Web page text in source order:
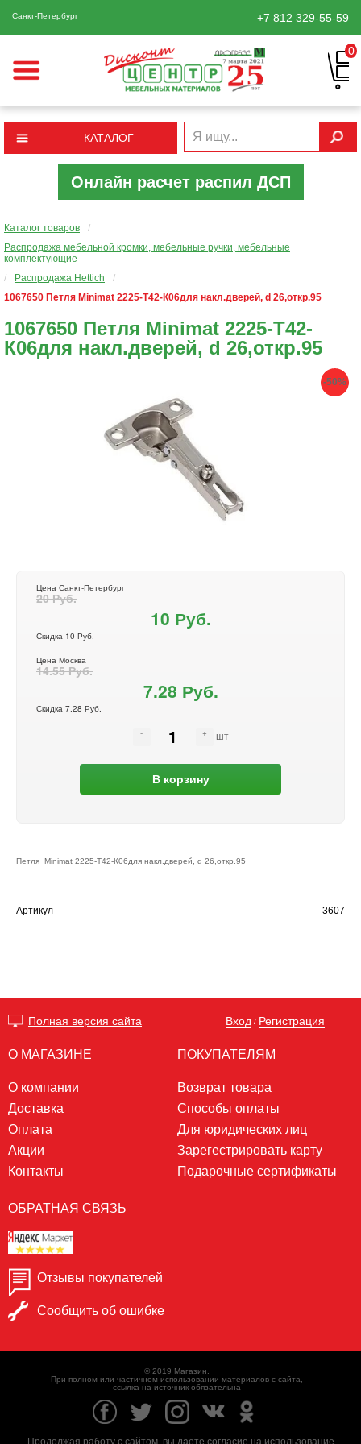
Санкт-Петербург +7 812 329-55-59
0
КАТАЛОГ
Онлайн расчет распил ДСП
Каталог товаров
/
Распродажа мебельной кромки, мебельные ручки, мебельные
комплектующие
/
Распродажа Hettich
/
1067650 Петля Minimat 2225-Т42-К06для накл.дверей, d 26,откр.95
1067650 Петля Minimat 2225-Т42-
К06для накл.дверей, d 26,откр.95
-50%
Цена Санкт-Петербург
20 Руб.
10 Руб.
Скидка 10 Руб.
Цена Москва
14.55 Руб.
7.28 Руб.
Скидка 7.28 Руб.
шт
В корзину
Петля Minimat 2225-Т42-К06для накл.дверей, d 26,откр.95
Артикул 3607
Полная версия сайта Вход / Регистрация
О МАГАЗИНЕ
О компании
Доставка
Оплата
Акции
Контакты
ПОКУПАТЕЛЯМ
Возврат товара
Способы оплаты
Для юридических лиц
Зарегестрировать карту
Подарочные сертификаты
ОБРАТНАЯ СВЯЗЬ
Отзывы покупателей
Сообщить об ошибке
© 2019 Магазин.
При полном или частичном использовании материалов с сайта,
ссылка на источник обязательна
Продолжая работу с сайтом, вы даете согласие на использование